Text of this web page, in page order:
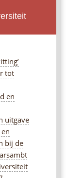
tot
en
uitgave
bij de